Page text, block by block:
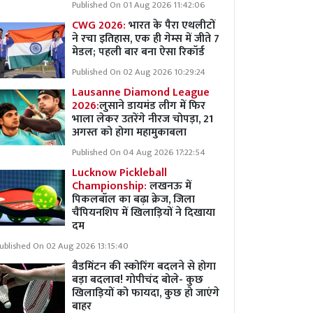
Published On 01 Aug 2026 11:42:06
CWG 2026:भारत के पैरा एथलीटों
ने रचा इतिहास, एक ही गेम्स में जीते 7
मेडल; पहली बार बना ऐसा रिकॉर्ड
Published On 02 Aug 2026 10:29:24
Lausanne Diamond League
2026:लुसाने डायमंड लीग में फिर
भाला लेकर उतरेंगे नीरज चोपड़ा, 21
अगस्त को होगा महामुकाबला
Published On 04 Aug 2026 17:22:54
Lucknow Pickleball
Championship:लखनऊ में
पिकलबॉल का बढ़ा क्रेज, जिला
चैंपियनशिप में खिलाड़ियों ने दिखाया
दम
On 02 Aug 2026 13:15:40
बैडमिंटन की स्कोरिंग बदलने से होगा
बड़ा बदलाव! गोपीचंद बोले- कुछ
खिलाड़ियों को फायदा, कुछ हो जाएंगे
बाहर